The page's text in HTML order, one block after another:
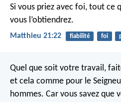
Si vous priez avec foi, tout ce
vous l’obtiendrez.
Matthieu 21:22 fiabilité foi
Quel que soit votre travail,
et cela comme pour le
hommes. Car vous savez que